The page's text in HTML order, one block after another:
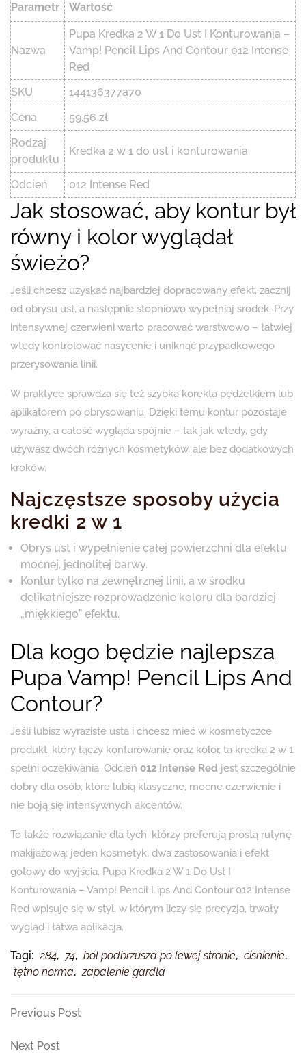
Parametr Wartość
Nazwa
Pupa Kredka 2 W 1 Do Ust I Konturowania –
Vamp! Pencil Lips And Contour 012 Intense
Red
SKU
144136377a70
Cena
59.56 zł
Rodzaj
produktu
Kredka 2 w 1 do ust i konturowania
Odcień 012 Intense Red
Jak stosować, aby kontur był
równy i kolor wyglądał
świeżo?
Jeśli chcesz uzyskać najbardziej dopracowany efekt, zacznij
od obrysu ust, a następnie stopniowo wypełniaj środek. Przy
intensywnej czerwieni warto pracować warstwowo – łatwiej
wtedy kontrolować nasycenie i uniknąć przypadkowego
przerysowania linii.
W praktyce sprawdza się też szybka korekta pędzelkiem lub
aplikatorem po obrysowaniu. Dzięki temu kontur pozostaje
wyraźny, a całość wygląda spójnie – tak jak wtedy, gdy
używasz dwóch różnych kosmetyków, ale bez dodatkowych
kroków.
Najczęstsze sposoby użycia
kredki 2 w 1
Obrys ust i wypełnienie całej powierzchni dla efektu
mocnej, jednolitej barwy.
Kontur tylko na zewnętrznej linii, a w środku
delikatniejsze rozprowadzenie koloru dla bardziej
„miękkiego” efektu.
Dla kogo będzie najlepsza
Pupa Vamp! Pencil Lips And
Contour?
Jeśli lubisz wyraziste usta i chcesz mieć w kosmetyczce
produkt, który łączy konturowanie oraz kolor, ta kredka 2 w 1
spełni oczekiwania. Odcień 012 Intense Red jest szczególnie
dobry dla osób, które lubią klasyczne, mocne czerwienie i
nie boją się intensywnych akcentów.
To także rozwiązanie dla tych, którzy preferują prostą rutynę
makijażową: jeden kosmetyk, dwa zastosowania i efekt
gotowy do wyjścia. Pupa Kredka 2 W 1 Do Ust I
Konturowania – Vamp! Pencil Lips And Contour 012 Intense
Red wpisuje się w styl, w którym liczy się precyzja, trwały
wygląd i łatwa aplikacja.
Tagi: 284, 74, ból podbrzusza po lewej stronie, cisnienie,
tętno norma, zapalenie gardla
Nawigacja
wpisu
Previous
Previous Post
Next
Next Post